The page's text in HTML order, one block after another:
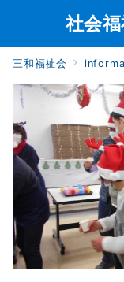
社会
三和福祉会